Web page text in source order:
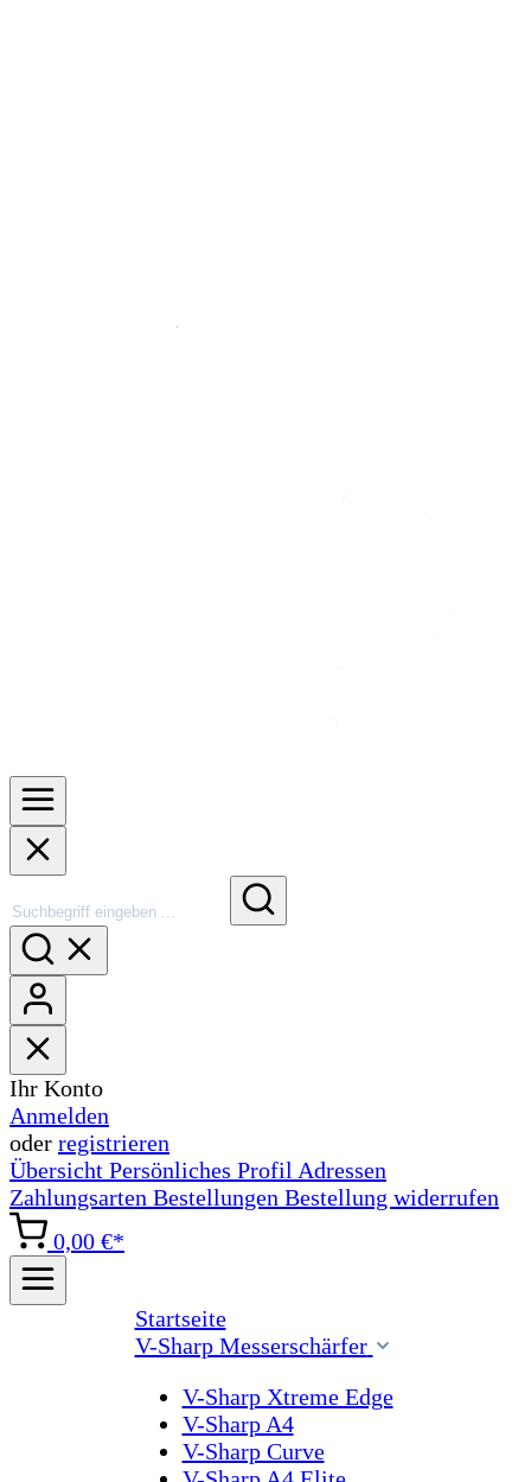
Ihr Konto
Anmelden
oder registrieren
Übersicht Persönliches Profil Adressen
Zahlungsarten Bestellungen Bestellung widerrufen
0,00 €*
Startseite
V-Sharp Messerschärfer
V-Sharp Xtreme Edge
V-Sharp A4
V-Sharp Curve